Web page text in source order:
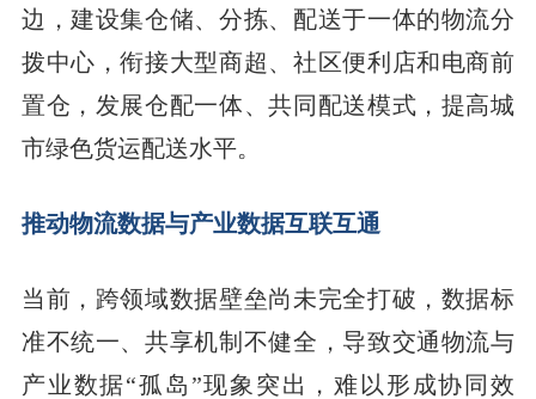
边，建设集仓储、分拣、配送于一体的物流分
拨中心，衔接大型商超、社区便利店和电商前
置仓，发展仓配一体、共同配送模式，提高城
市绿色货运配送水平。
推动物流数据与产业数据互联互通
当前，跨领域数据壁垒尚未完全打破，数据标
准不统一、共享机制不健全，导致交通物流与
产业数据“孤岛”现象突出，难以形成协同效